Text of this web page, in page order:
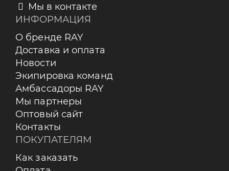
Мы в контакте
ИНФОРМАЦИЯ
О бренде RAY
Доставка и оплата
Новости
Экипировка команд
Амбассадоры RAY
Мы партнеры
Оптовый сайт
Контакты
ПОКУПАТЕЛЯМ
Как заказать